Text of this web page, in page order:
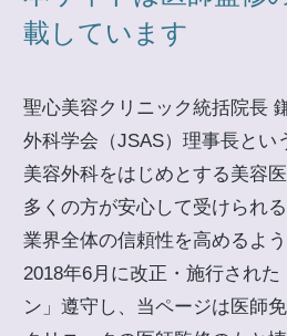
載しています
聖心美容クリニック統括院長
外科学会（JSAS）理事長とい
美容外科をはじめとする美容
多くの方が安心して受けられ
業界全体の信頼性を高めるよ
2018年6月に改正・施行され
ン」遵守し、当ページは医師